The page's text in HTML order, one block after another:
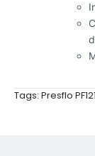
Tags: Presflo